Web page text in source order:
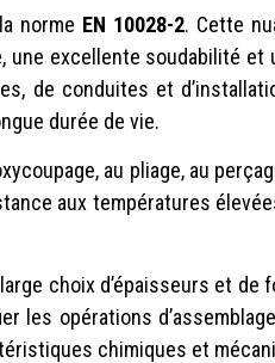
norme EN 10028-2. Cette
excellente soudabilité
de conduites et
durée de vie.
au pliage, au
aux températures
choix d’épaisseurs et
opérations
chimiques et